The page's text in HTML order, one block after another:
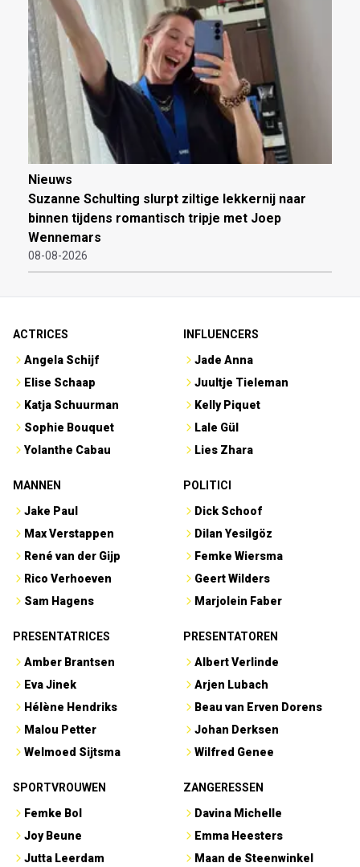
Nieuws
Suzanne Schulting slurpt ziltige lekkernij naar
binnen tijdens romantisch tripje met Joep
Wennemars
08-08-2026
ACTRICES
Angela Schijf
Elise Schaap
Katja Schuurman
Sophie Bouquet
Yolanthe Cabau
INFLUENCERS
Jade Anna
Juultje Tieleman
Kelly Piquet
Lale Gül
Lies Zhara
MANNEN
Jake Paul
Max Verstappen
René van der Gijp
Rico Verhoeven
Sam Hagens
POLITICI
Dick Schoof
Dilan Yesilgöz
Femke Wiersma
Geert Wilders
Marjolein Faber
PRESENTATRICES
Amber Brantsen
Eva Jinek
Hélène Hendriks
Malou Petter
Welmoed Sijtsma
PRESENTATOREN
Albert Verlinde
Arjen Lubach
Beau van Erven Dorens
Johan Derksen
Wilfred Genee
SPORTVROUWEN
Femke Bol
Joy Beune
Jutta Leerdam
ZANGERESSEN
Davina Michelle
Emma Heesters
Maan de Steenwinkel